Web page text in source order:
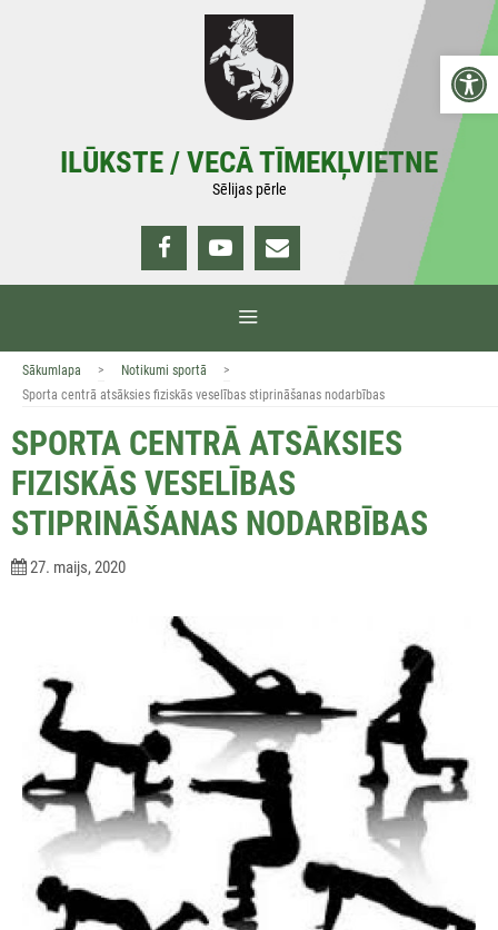
ILŪKSTE / VECĀ TĪMEKĻVIETNE
Sēlijas pērle
Sākumlapa > Notikumi sportā
>
Sporta centrā atsāksies fiziskās veselības stiprināšanas nodarbības
SPORTA CENTRĀ ATSĀKSIES
FIZISKĀS VESELĪBAS
STIPRINĀŠANAS NODARBĪBAS
27. maijs, 2020